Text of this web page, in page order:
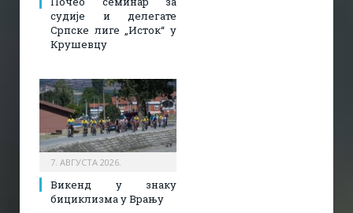
судије и делегате
Српске лиге „Исток“ у
Крушевцу
7. АВГУСТА 2026.
Викенд у знаку
бициклизма у Врању